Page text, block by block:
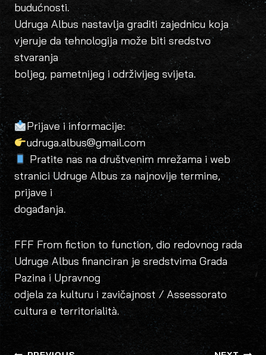
budućnosti.
Udruga Albus nastavlja graditi zajednicu koja
vjeruje da tehnologija može biti sredstvo
stvaranja
boljeg, pametnijeg i održivijeg svijeta.
Prijave i informacije:
udruga.albus@gmail.com
Pratite nas na društvenim mrežama i web
stranici Udruge Albus za najnovije termine,
prijave i
događanja.
FFF From fiction to function, dio redovnog rada
Udruge Albus financiran je sredstvima Grada
Pazina i Upravnog
odjela za kulturu i zavičajnost / Assessorato
cultura e territorialità.